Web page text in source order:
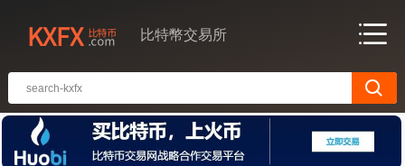
比特幣交易所